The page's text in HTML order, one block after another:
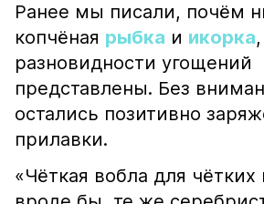
Ранее мы писали, почём
копчёная рыбка и икорка
разновидности угощений
представлены. Без
остались позитивно
прилавки.
«Чёткая вобла для